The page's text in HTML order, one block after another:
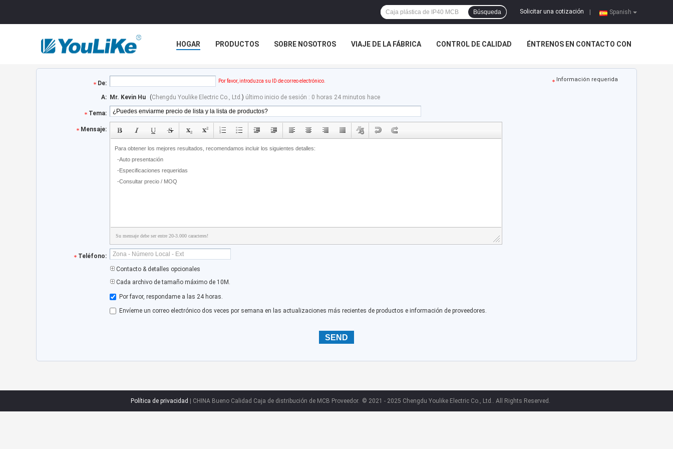
Spanish
Solicitar una cotización
Búsqueda
HOGAR PRODUCTOS SOBRE NOSOTROS VIAJE DE LA FÁBRICA CONTROL DE CALIDAD ÉNTRENOS EN CONTACTO CON
NOTICIAS CASOS
De: Por favor, introduzca su ID de correo electrónico. Información requerida
A: Mr. Kevin Hu (Chengdu Youlike Electric Co., Ltd.) último inicio de sesión : 0 horas 24 minutos hace
Tema:
Mensaje:
Su mensaje debe ser entre 20-3.000 caracteres!
Teléfono:
Contacto & detalles opcionales
Cada archivo de tamaño máximo de 10M.
Por favor, respondame a las 24 horas.
Envíeme un correo electrónico dos veces por semana en las actualizaciones más recientes de productos e información de proveedores.
Política de privacidad | CHINA Bueno Calidad Caja de distribución de MCB Proveedor. © 2021 - 2025 Chengdu Youlike Electric Co., Ltd.. All Rights Reserved.